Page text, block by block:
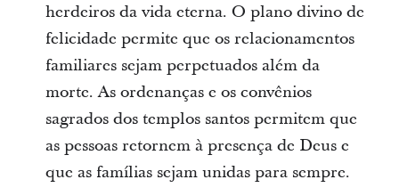
herdeiros da vida eterna. O plano divino de
felicidade permite que os relacionamentos
familiares sejam perpetuados além da
morte. As ordenanças e os convênios
sagrados dos templos santos permitem que
as pessoas retornem à presença de Deus e
que as famílias sejam unidas para sempre.